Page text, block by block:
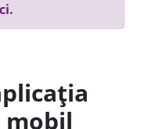
mobil